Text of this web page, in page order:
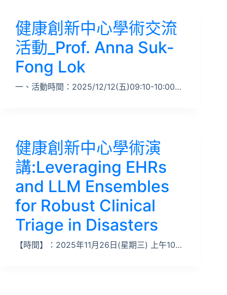
健康創新中心學術交流
活動_Prof. Anna Suk-
Fong Lok
一、活動時間：2025/12/12(五)09:10-10:00…
健康創新中心學術演
講:Leveraging EHRs
and LLM Ensembles
for Robust Clinical
Triage in Disasters
【時間】：2025年11月26日(星期三) 上午10…